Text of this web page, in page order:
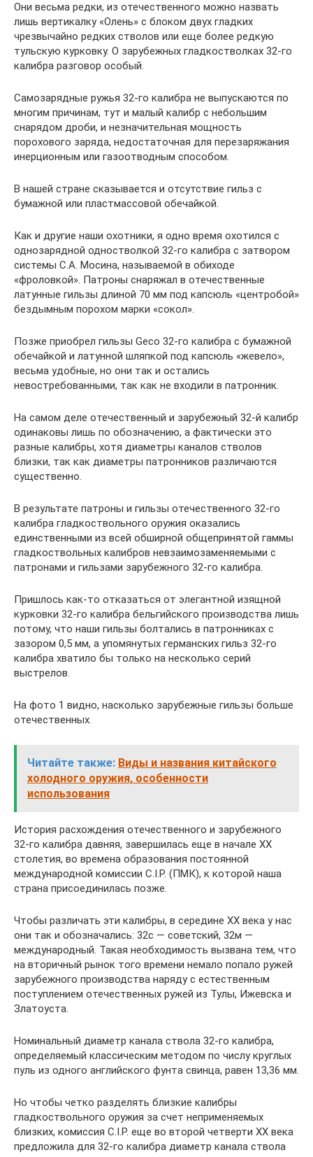
Они весьма редки, из отечественного можно назвать
лишь вертикалку «Олень» с блоком двух гладких
чрезвычайно редких стволов или еще более редкую
тульскую курковку. О зарубежных гладкостволках 32-го
калибра разговор особый.
Самозарядные ружья 32-го калибра не выпускаются по
многим причинам, тут и малый калибр с небольшим
снарядом дроби, и незначительная мощность
порохового заряда, недостаточная для перезаряжания
инерционным или газоотводным способом.
В нашей стране сказывается и отсутствие гильз с
бумажной или пластмассовой обечайкой.
Как и другие наши охотники, я одно время охотился с
однозарядной одностволкой 32-го калибра с затвором
системы С.А. Мосина, называемой в обиходе
«фроловкой». Патроны снаряжал в отечественные
латунные гильзы длиной 70 мм под капсюль «центробой»
бездымным порохом марки «сокол».
Позже приобрел гильзы Geco 32-го калибра с бумажной
обечайкой и латунной шляпкой под капсюль «жевело»,
весьма удобные, но они так и остались
невостребованными, так как не входили в патронник.
На самом деле отечественный и зарубежный 32-й калибр
одинаковы лишь по обозначению, а фактически это
разные калибры, хотя диаметры каналов стволов
близки, так как диаметры патронников различаются
существенно.
В результате патроны и гильзы отечественного 32-го
калибра гладкоствольного оружия оказались
единственными из всей обширной общепринятой гаммы
гладкоствольных калибров невзаимозаменяемыми с
патронами и гильзами зарубежного 32-го калибра.
Пришлось как-то отказаться от элегантной изящной
курковки 32-го калибра бельгийского производства лишь
потому, что наши гильзы болтались в патронниках с
зазором 0,5 мм, а упомянутых германских гильз 32-го
калибра хватило бы только на несколько серий
выстрелов.
На фото 1 видно, насколько зарубежные гильзы больше
отечественных.
Читайте также: Виды и названия китайского
холодного оружия, особенности
использования
История расхождения отечественного и зарубежного
32-го калибра давняя, завершилась еще в начале XX
столетия, во времена образования постоянной
международной комиссии C.I.P. (ПМК), к которой наша
страна присоединилась позже.
Чтобы различать эти калибры, в середине XX века у нас
они так и обозначались: 32с — советский, 32м —
международный. Такая необходимость вызвана тем, что
на вторичный рынок того времени немало попало ружей
зарубежного производства наряду с естественным
поступлением отечественных ружей из Тулы, Ижевска и
Златоуста.
Номинальный диаметр канала ствола 32-го калибра,
определяемый классическим методом по числу круглых
пуль из одного английского фунта свинца, равен 13,36 мм.
Но чтобы четко разделять близкие калибры
гладкоствольного оружия за счет неприменяемых
близких, комиссия C.I.P. еще во второй четверти XX века
предложила для 32-го калибра диаметр канала ствола